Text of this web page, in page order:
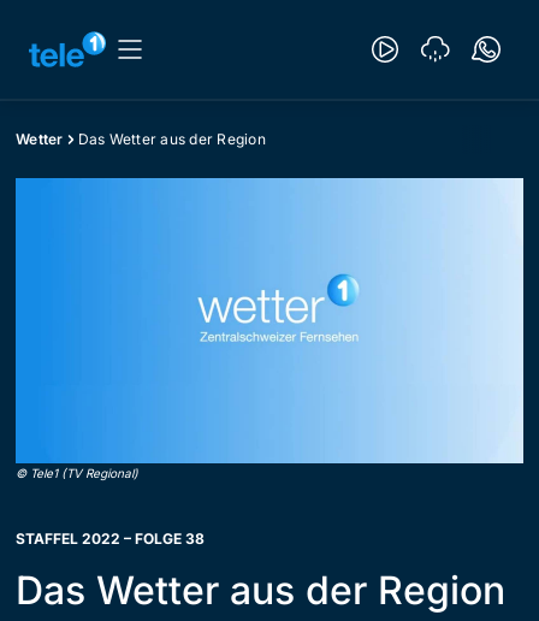
Wetter Das Wetter aus der Region
© Tele1 (TV Regional)
STAFFEL 2022 – FOLGE 38
Das Wetter aus der Region